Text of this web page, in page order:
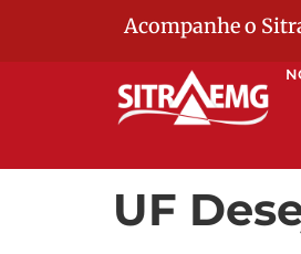
Acompanhe o
UF